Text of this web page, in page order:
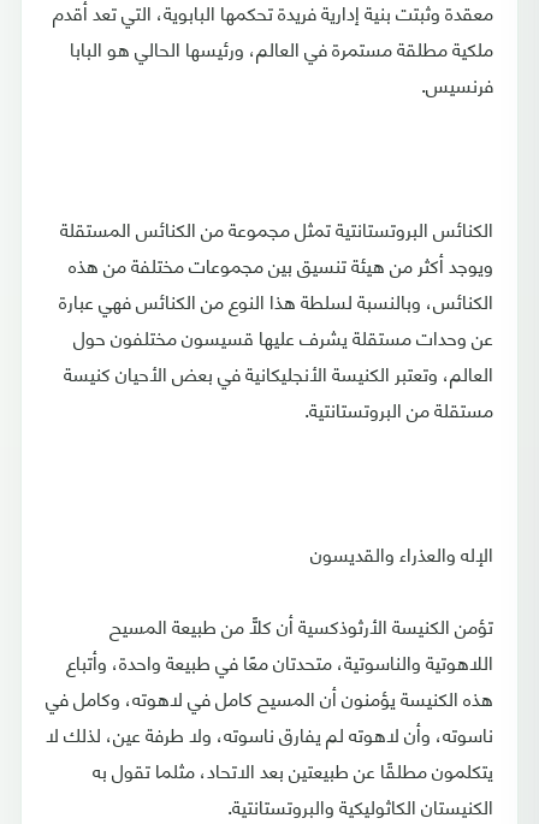
معقدة وثبتت بنية إدارية فريدة تحكمها البابوية، التي تعد أقدم
ملكية مطلقة مستمرة في العالم، ورئيسها الحالي هو البابا
فرنسيس.
الكنائس البروتستانتية تمثل مجموعة من الكنائس المستقلة
ويوجد أكثر من هيئة تنسيق بين مجموعات مختلفة من هذه
الكنائس، وبالنسبة لسلطة هذا النوع من الكنائس فهي عبارة
عن وحدات مستقلة يشرف عليها قسيسون مختلفون حول
العالم، وتعتبر الكنيسة الأنجليكانية في بعض الأحيان كنيسة
مستقلة من البروتستانتية.
الإله والعذراء والقديسون
تؤمن الكنيسة الأرثوذكسية أن كلًّا من طبيعة المسيح
اللاهوتية والناسوتية، متحدتان معًا في طبيعة واحدة، وأتباع
هذه الكنيسة يؤمنون أن المسيح كامل في لاهوته، وكامل في
ناسوته، وأن لاهوته لم يفارق ناسوته، ولا طرفة عين، لذلك لا
يتكلمون مطلقًا عن طبيعتين بعد الاتحاد، مثلما تقول به
الكنيستان الكاثوليكية والبروتستانتية.